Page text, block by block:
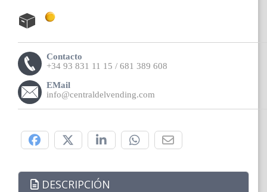
Contacto
+34 93 831 11 15 / 681 389 608
EMail
info@centraldelvending.com
DESCRIPCIÓN